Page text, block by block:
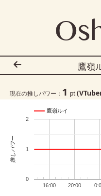
鷹嶺
現在の推しパワー： 1 pt
鷹嶺ルイ
16:00 20:00
0
1
2
推しパワー